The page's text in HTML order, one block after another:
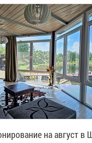
на ав­густ в